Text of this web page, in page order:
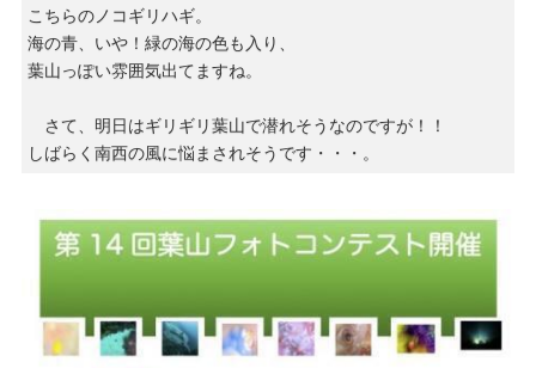
こちらのノコギリハギ。
海の青、いや！緑の海の色も入り、
葉山っぽい雰囲気出てますね。
さて、明日はギリギリ葉山で潜れそうなのですが！！
しばらく南西の風に悩まされそうです・・・。